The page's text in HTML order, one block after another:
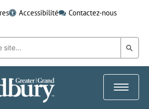
Accessibilité
Contactez-nous
dans
Toggle